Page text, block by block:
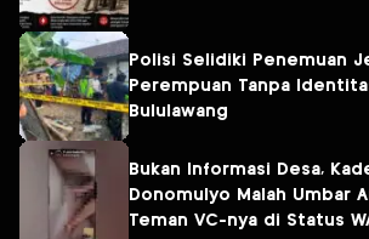
Polisi Selidiki Penemuan
Perempuan Tanpa
Bululawang
Bukan Informasi Desa,
Donomulyo Malah Umbar
Teman VC-nya di Status